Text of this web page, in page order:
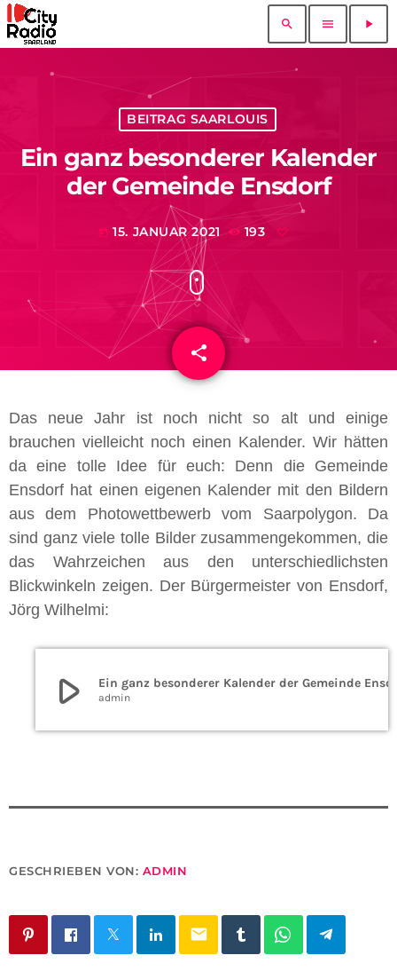
search menu play_arrow
BEITRAG SAARLOUIS
Ein ganz besonderer Kalender
der Gemeinde Ensdorf
today 15. JANUAR 2021 193
share
email
Das neue Jahr ist noch nicht so alt und einige
brauchen vielleicht noch einen Kalender. Wir hätten
da eine tolle Idee für euch: Denn die Gemeinde
Ensdorf hat einen eigenen Kalender mit den Bildern
aus dem Photowettbewerb vom Saarpolygon. Da
sind ganz viele tolle Bilder zusammengekommen, die
das Wahrzeichen aus den unterschiedlichsten
Blickwinkeln zeigen. Der Bürgermeister von Ensdorf,
Jörg Wilhelmi:
play_arrow admin
GESCHRIEBEN VON: ADMIN
email